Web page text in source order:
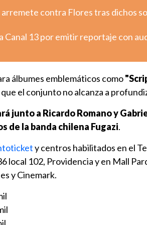
contra Flores tras dichos
Canal 13 por emitir reportaje con
álbumes emblemáticos como
que el conjunto no alcanza a
junto a Ricardo Romano y
de la banda chilena Fugazi.
y centros habilitados en el
local 102, Providencia y en Mall
y Cinemark.